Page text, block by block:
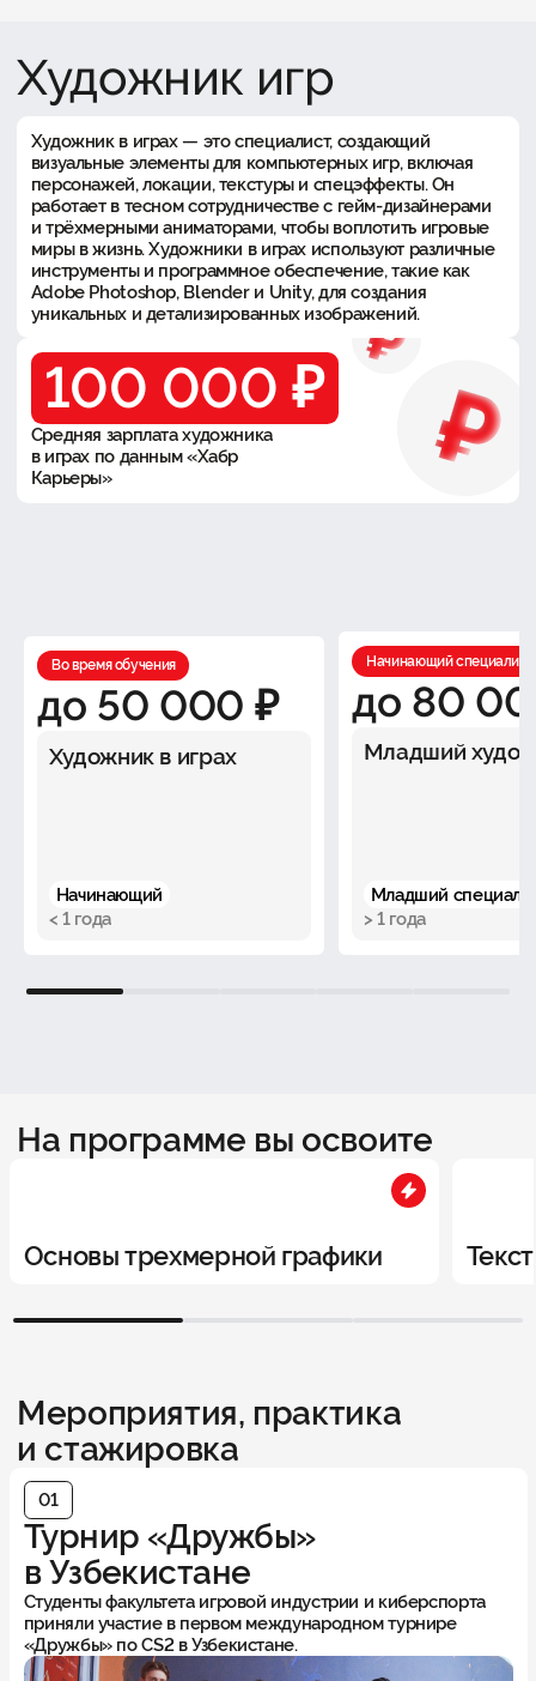
Художник игр
Художник в играх — это специалист, создающий
визуальные элементы для компьютерных игр, включая
персонажей, локации, текстуры и спецэффекты. Он
работает в тесном сотрудничестве с гейм-дизайнерами
и трёхмерными аниматорами, чтобы воплотить игровые
миры в жизнь. Художники в играх используют различные
инструменты и программное обеспечение, такие как
Adobe Photoshop, Blender и Unity, для создания
уникальных и детализированных изображений.
100 000 ₽
Средняя зарплата художника
в играх по данным «Хабр
Карьеры»
Во время обучения
до 50 000 ₽
Художник в играх
Начинающий
< 1 года
Начинающий специалист
до 80
Младший
Младший
> 1 года
1
На программе вы освоите
Основы трехмерной графики
1
Мероприятия, практика
и стажировка
01
Турнир «Дружбы»
в Узбекистане
Студенты факультета игровой индустрии и киберспорта
приняли участие в первом международном турнире
«Дружбы» по CS2 в Узбекистане.